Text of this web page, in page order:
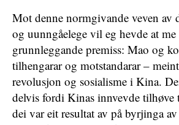
Mot denne normgivande veven av
og uunngåelege vil eg hevde at me
grunnleggande premiss: Mao og
tilhengarar og motstandarar –
revolusjon og sosialisme i Kina.
delvis fordi Kinas innvevde tilhøve
dei var eit resultat av på byrjinga